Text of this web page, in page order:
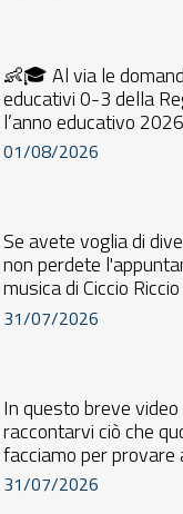
👶🎓 Al via le
educativi 0-3 della
l’anno educativo
stato pubblic...
01/08/2026
Se avete voglia di
non perdete
musica di Ciccio
Se inve...
31/07/2026
In questo breve
raccontarvi ciò che
facciamo per
nostro terr...
31/07/2026